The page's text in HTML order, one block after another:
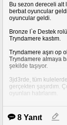
Elektrikler yoktu
aralarında tek
yamuktu. Su kaçtığı
Bu sezon dereceli alt
berbat oyuncular
oyuncular geldi.
Bronze I`e Destek
Tryndamere kastım.
Tryndamere aşırı op
Tryndamere almaya
şekilde taşıyor.
3jd3rde, tüm
gerçekten şaşırdım.
oyunları hatırlarım.
Seriye geçtiğim ilk 2
8 Yanıt